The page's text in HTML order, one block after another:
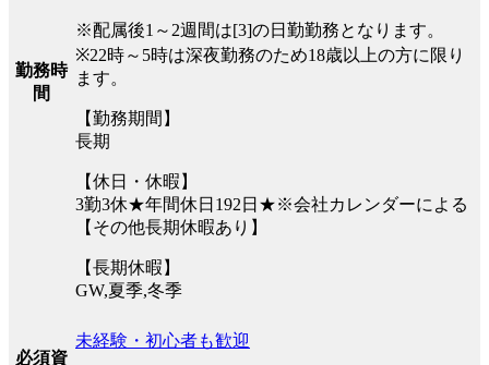
勤務時
間
※配属後1～2週間は[3]の日勤勤務となります。
※22時～5時は深夜勤務のため18歳以上の方に限り
ます。
【勤務期間】
長期
【休日・休暇】
3勤3休★年間休日192日★※会社カレンダーによる
【その他長期休暇あり】
【長期休暇】
GW,夏季,冬季
必須資
未経験・初心者も歓迎